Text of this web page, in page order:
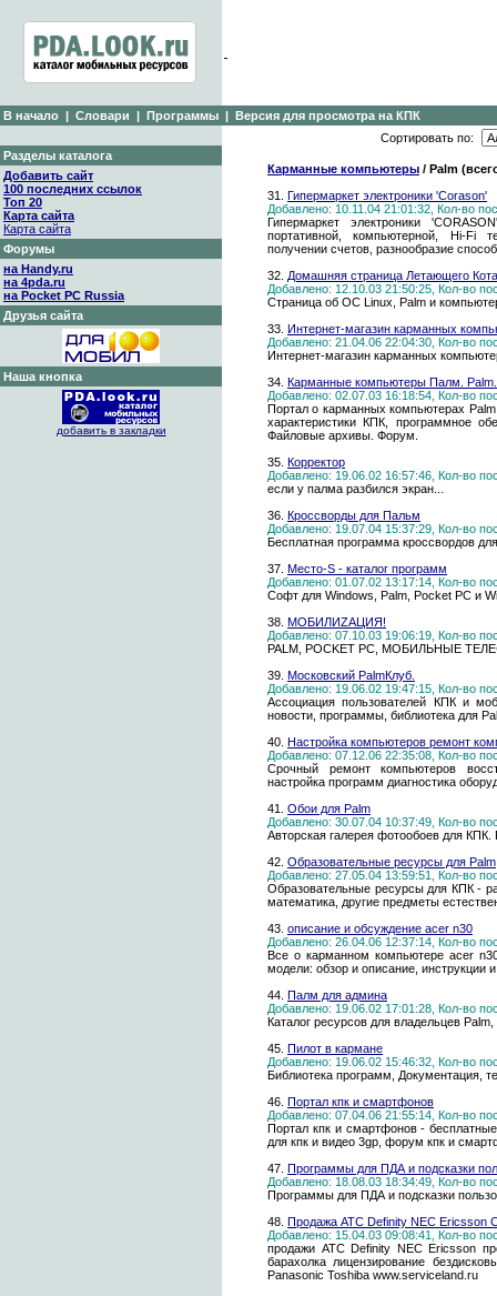
В начало | Словари | Программы | Версия для просмотра на КПК
Разделы каталога
Добавить сайт
100 последних ссылок
Топ 20
Карта сайта
Карта сайта
Форумы
на Handy.ru
на 4pda.ru
на Pocket PC Russia
Друзья сайта
Наша кнопка
добавить в закладки
Сортировать по:
Карманные компьютеры / Palm
31. Гипермаркет электроники 'Corason'
Добавлено: 10.11.04 21:01:32, Кол-во
Гипермаркет электроники
портативной, компьютерной, Hi-Fi
получении счетов, разнообразие
32. Домашняя страница Летающего Кота
Добавлено: 12.10.03 21:50:25, Кол-во
Страница об ОС Linux, Palm и
33. Интернет-магазин карманных
Добавлено: 21.04.06 22:04:30, Кол-во
Интернет-магазин карманных
34. Карманные компьютеры Палм.
Добавлено: 02.07.03 16:18:54, Кол-во
Портал о карманных компьютерах
характеристики КПК, программное
Файловые архивы. Форум.
35. Корректор
Добавлено: 19.06.02 16:57:46, Кол-во
если у палма разбился экран...
36. Кроссворды для Пальм
Добавлено: 19.07.04 15:37:29, Кол-во
Бесплатная программа кроссвордов
37. Место-S - каталог программ
Добавлено: 01.07.02 13:17:14, Кол-во
Cофт для Windows, Palm, Pocket PC и
38. МОБИЛИZАЦИЯ!
Добавлено: 07.10.03 19:06:19, Кол-во
PALM, POCKET PC, МОБИЛЬНЫЕ
39. Московский PalmКлуб.
Добавлено: 19.06.02 19:47:15, Кол-во
Ассоциация пользователей КПК и
новости, программы, библиотека для
40. Настройка компьютеров ремонт
Добавлено: 07.12.06 22:35:08, Кол-во
Срочный ремонт компьютеров
настройка программ диагностика
41. Обои для Palm
Добавлено: 30.07.04 10:37:49, Кол-во
Авторская галерея фотообоев для
42. Образовательные ресурсы для Palm
Добавлено: 27.05.04 13:59:51, Кол-во
Образовательные ресурсы для КПК -
математика, другие предметы
43. описание и обсуждение acer n30
Добавлено: 26.04.06 12:37:14, Кол-во
Все о карманном компьютере acer
модели: обзор и описание, инструкции
44. Палм для админа
Добавлено: 19.06.02 17:01:28, Кол-во
Каталог ресурсов для владельцев
45. Пилот в кармане
Добавлено: 19.06.02 15:46:32, Кол-во
Библиотека программ, Документация,
46. Портал кпк и смартфонов
Добавлено: 07.04.06 21:55:14, Кол-во
Портал кпк и смартфонов -
для кпк и видео 3gp, форум кпк и
47. Программы для ПДА и подсказки
Добавлено: 18.08.03 18:34:49, Кол-во
Программы для ПДА и подсказки
48. Продажа АТС Definity NEC Ericsson
Добавлено: 15.04.03 09:08:41, Кол-во
продажи АТС Definity NEC Ericsson
барахолка лицензирование
Panasonic Toshiba www.serviceland.ru